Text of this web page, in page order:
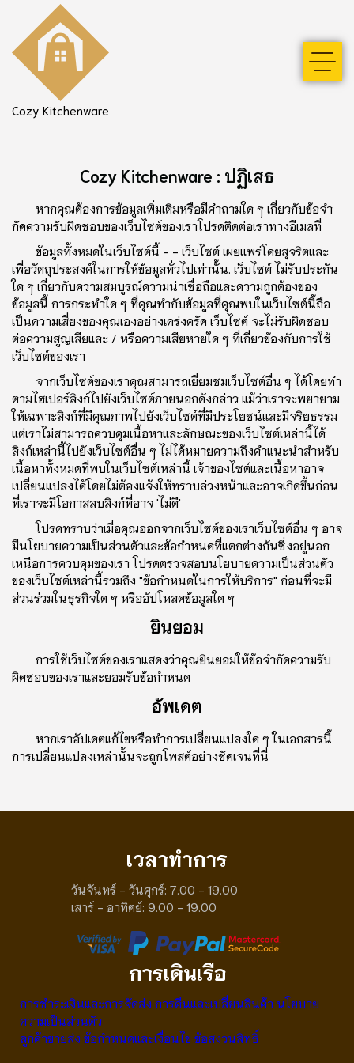
Cozy Kitchenware
Cozy Kitchenware : ปฏิเสธ
หากคุณต้องการข้อมูลเพิ่มเติมหรือมีคําถามใด ๆ เกี่ยวกับข้อจํา
กัดความรับผิดชอบของเว็บไซต์ของเราโปรดติดต่อเราทางอีเมลที่
ข้อมูลทั้งหมดในเว็บไซต์นี้ - - เว็บไซต์ เผยแพร่โดยสุจริตและ
เพื่อวัตถุประสงค์ในการให้ข้อมูลทั่วไปเท่านั้น. เว็บไซต์ ไม่รับประกัน
ใด ๆ เกี่ยวกับความสมบูรณ์ความน่าเชื่อถือและความถูกต้องของ
ข้อมูลนี้ การกระทําใด ๆ ที่คุณทํากับข้อมูลที่คุณพบในเว็บไซต์นี้ถือ
เป็นความเสี่ยงของคุณเองอย่างเคร่งครัด เว็บไซต์ จะไม่รับผิดชอบ
ต่อความสูญเสียและ / หรือความเสียหายใด ๆ ที่เกี่ยวข้องกับการใช้
เว็บไซต์ของเรา
จากเว็บไซต์ของเราคุณสามารถเยี่ยมชมเว็บไซต์อื่น ๆ ได้โดยทํา
ตามไฮเปอร์ลิงก์ไปยังเว็บไซต์ภายนอกดังกล่าว แม้ว่าเราจะพยายาม
ให้เฉพาะลิงก์ที่มีคุณภาพไปยังเว็บไซต์ที่มีประโยชน์และมีจริยธรรม
แต่เราไม่สามารถควบคุมเนื้อหาและลักษณะของเว็บไซต์เหล่านี้ได้
ลิงก์เหล่านี้ไปยังเว็บไซต์อื่น ๆ ไม่ได้หมายความถึงคําแนะนําสําหรับ
เนื้อหาทั้งหมดที่พบในเว็บไซต์เหล่านี้ เจ้าของไซต์และเนื้อหาอาจ
เปลี่ยนแปลงได้โดยไม่ต้องแจ้งให้ทราบล่วงหน้าและอาจเกิดขึ้นก่อน
ที่เราจะมีโอกาสลบลิงก์ที่อาจ 'ไม่ดี'
โปรดทราบว่าเมื่อคุณออกจากเว็บไซต์ของเราเว็บไซต์อื่น ๆ อาจ
มีนโยบายความเป็นส่วนตัวและข้อกําหนดที่แตกต่างกันซึ่งอยู่นอก
เหนือการควบคุมของเรา โปรดตรวจสอบนโยบายความเป็นส่วนตัว
ของเว็บไซต์เหล่านี้รวมถึง "ข้อกําหนดในการให้บริการ" ก่อนที่จะมี
ส่วนร่วมในธุรกิจใด ๆ หรืออัปโหลดข้อมูลใด ๆ
ยินยอม
การใช้เว็บไซต์ของเราแสดงว่าคุณยินยอมให้ข้อจํากัดความรับ
ผิดชอบของเราและยอมรับข้อกําหนด
อัพเดต
หากเราอัปเดตแก้ไขหรือทําการเปลี่ยนแปลงใด ๆ ในเอกสารนี้
การเปลี่ยนแปลงเหล่านั้นจะถูกโพสต์อย่างชัดเจนที่นี่
เวลาทําการ
วันจันทร์ - วันศุกร์: 7.00 - 19.00
เสาร์ - อาทิตย์: 9.00 - 19.00
การเดินเรือ
การชําระเงินและการจัดส่ง การคืนและเปลี่ยนสินค้า นโยบาย
ความเป็นส่วนตัว
ลูกค้าขายส่ง ข้อกําหนดและเงื่อนไข ข้อสงวนสิทธิ์